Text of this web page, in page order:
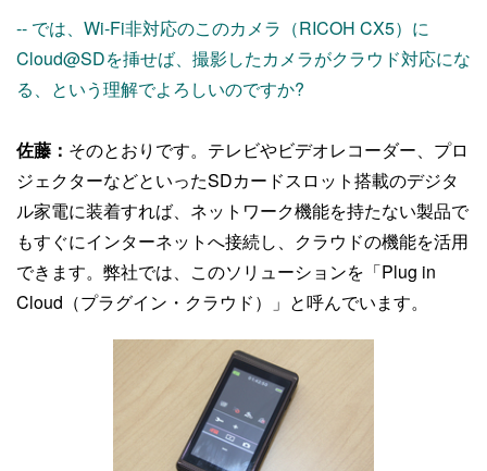
-- では、Wi-Fi非対応のこのカメラ（RICOH CX5）に
Cloud@SDを挿せば、撮影したカメラがクラウド対応にな
る、という理解でよろしいのですか?
佐藤： そのとおりです。テレビやビデオレコーダー、プロ
ジェクターなどといったSDカードスロット搭載のデジタ
ル家電に装着すれば、ネットワーク機能を持たない製品で
もすぐにインターネットへ接続し、クラウドの機能を活用
できます。弊社では、このソリューションを「Plug in
Cloud（プラグイン・クラウド）」と呼んでいます。